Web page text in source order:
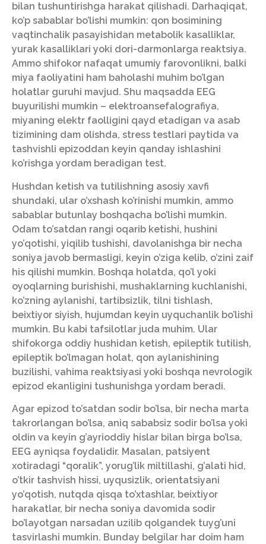
bilan tushuntirishga harakat qilishadi. Darhaqiqat,
ko’p sabablar bo’lishi mumkin: qon bosimining
vaqtinchalik pasayishidan metabolik kasalliklar,
yurak kasalliklari yoki dori-darmonlarga reaktsiya.
Ammo shifokor nafaqat umumiy farovonlikni, balki
miya faoliyatini ham baholashi muhim bo’lgan
holatlar guruhi mavjud. Shu maqsadda EEG
buyurilishi mumkin – elektroansefalografiya,
miyaning elektr faolligini qayd etadigan va asab
tizimining dam olishda, stress testlari paytida va
tashvishli epizoddan keyin qanday ishlashini
ko’rishga yordam beradigan test.
Hushdan ketish va tutilishning asosiy xavfi
shundaki, ular o’xshash ko’rinishi mumkin, ammo
sabablar butunlay boshqacha bo’lishi mumkin.
Odam to’satdan rangi oqarib ketishi, hushini
yo’qotishi, yiqilib tushishi, davolanishga bir necha
soniya javob bermasligi, keyin o’ziga kelib, o’zini zaif
his qilishi mumkin. Boshqa holatda, qo’l yoki
oyoqlarning burishishi, mushaklarning kuchlanishi,
ko’zning aylanishi, tartibsizlik, tilni tishlash,
beixtiyor siyish, hujumdan keyin uyquchanlik bo’lishi
mumkin. Bu kabi tafsilotlar juda muhim. Ular
shifokorga oddiy hushidan ketish, epileptik tutilish,
epileptik bo’lmagan holat, qon aylanishining
buzilishi, vahima reaktsiyasi yoki boshqa nevrologik
epizod ekanligini tushunishga yordam beradi.
Agar epizod to’satdan sodir bo’lsa, bir necha marta
takrorlangan bo’lsa, aniq sababsiz sodir bo’lsa yoki
oldin va keyin g’ayrioddiy hislar bilan birga bo’lsa,
EEG ayniqsa foydalidir. Masalan, patsiyent
xotiradagi “qoralik”, yorug’lik miltillashi, g’alati hid,
o’tkir tashvish hissi, uyqusizlik, orientatsiyani
yo’qotish, nutqda qisqa to’xtashlar, beixtiyor
harakatlar, bir necha soniya davomida sodir
bo’layotgan narsadan uzilib qolgandek tuyg’uni
tasvirlashi mumkin. Bunday belgilar har doim ham